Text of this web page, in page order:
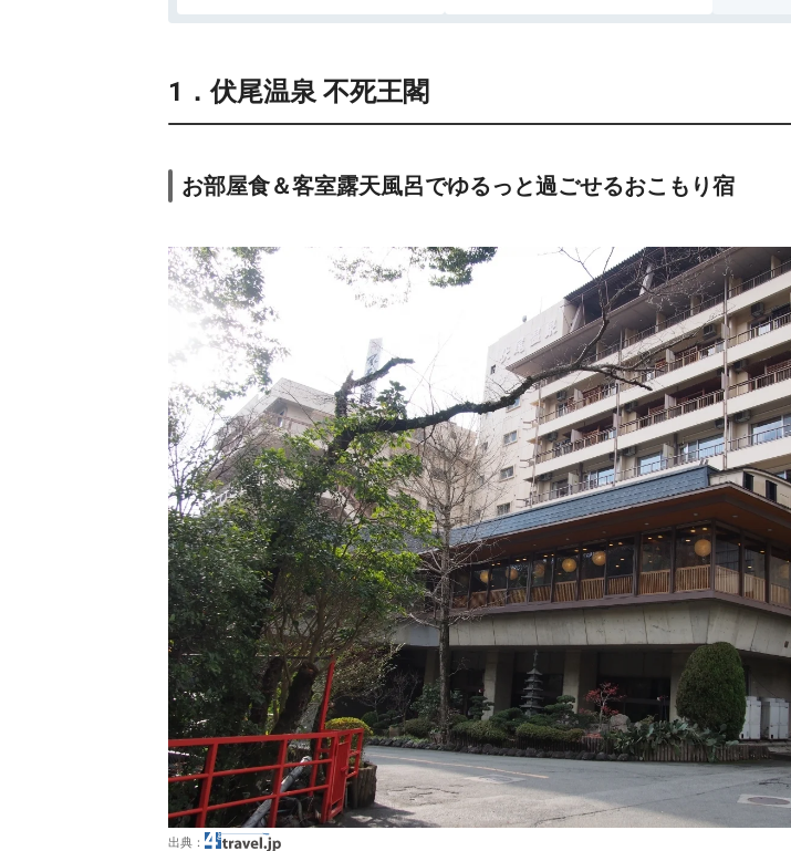
6,143円〜 6,600円〜
11. シティプラザ大
湯 御宿 野乃大阪
淀屋橋
icotto 楽天トラベル
野荘
icotto 楽天トラベル
1．伏尾温泉 不死王閣
お部屋食＆客室露天風呂でゆるっと過ごせるおこもり宿
出典：